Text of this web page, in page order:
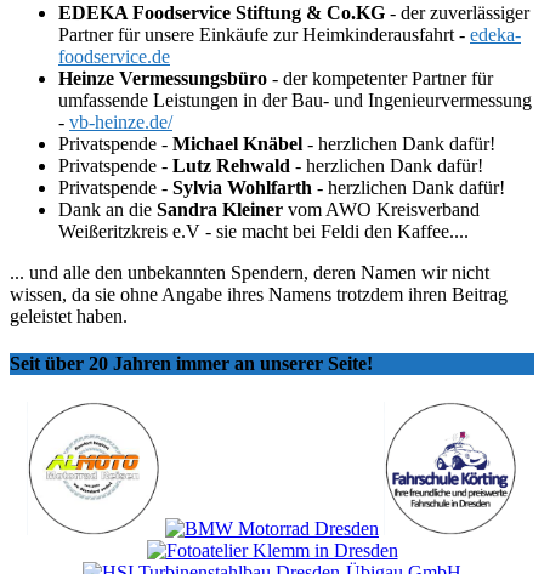
EDEKA Foodservice Stiftung & Co.KG - der zuverlässiger
Partner für unsere Einkäufe zur Heimkinderausfahrt - edeka-
foodservice.de
Heinze Vermessungsbüro - der kompetenter Partner für
umfassende Leistungen in der Bau- und Ingenieurvermessung
- vb-heinze.de/
Privatspende - Michael Knäbel - herzlichen Dank dafür!
Privatspende - Lutz Rehwald - herzlichen Dank dafür!
Privatspende - Sylvia Wohlfarth - herzlichen Dank dafür!
Dank an die Sandra Kleiner vom AWO Kreisverband
Weißeritzkreis e.V - sie macht bei Feldi den Kaffee....
... und alle den unbekannten Spendern, deren Namen wir nicht
wissen, da sie ohne Angabe ihres Namens trotzdem ihren Beitrag
geleistet haben.
Seit über 20 Jahren immer an unserer Seite!